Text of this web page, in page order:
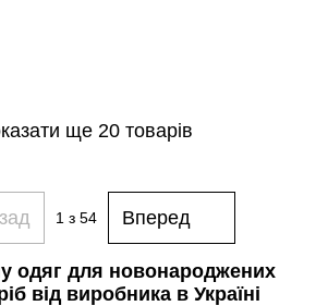
ще 20 товарів
1 з 54 Вперед
одяг для новонароджених
від виробника в Україні